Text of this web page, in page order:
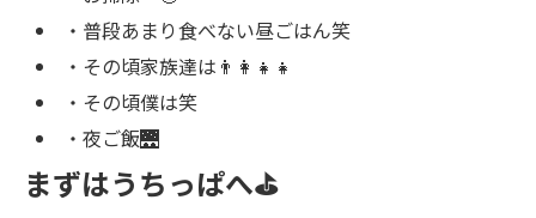
・ 普段あまり食べない昼ごはん笑
・ その頃家族達は👨‍👩‍👧‍👧
・ その頃僕は笑
・ 夜ご飯🌉
まずはうちっぱへ⛳️